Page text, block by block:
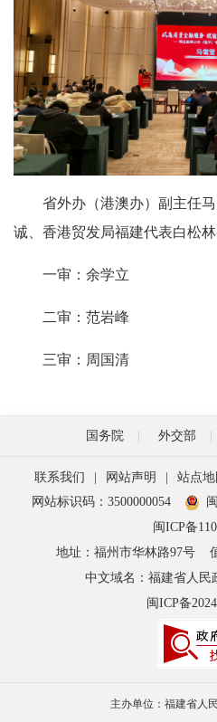
省外办（港澳办）副主任马
诚、香港贸发局福建代表白松林
一审：余学立
二审：范岩峰
三审：周国清
国务院 外交部
联系我们 网站声明 站点地
网站标识码：3500000054
闽ICP备
地址：福州市华林路97号
中文域名：福建省人民
闽ICP备
主办单位：福建省人